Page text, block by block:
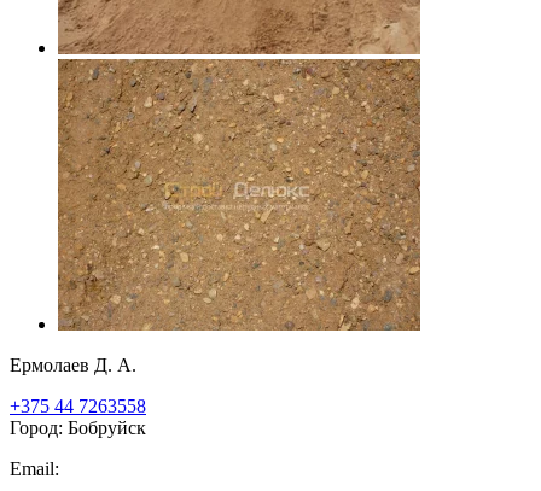
Ермолаев Д. А.
+375 44 7263558
Город: Бобруйск
Email: